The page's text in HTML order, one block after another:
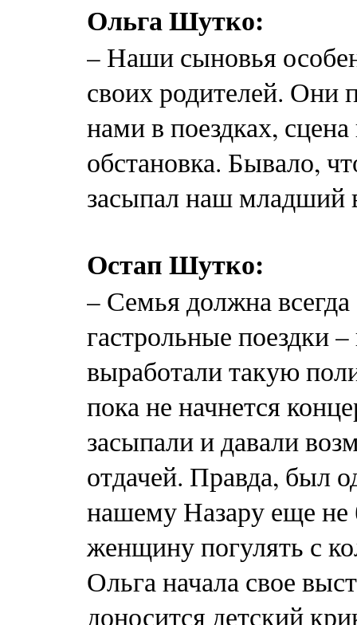
Ольга Шутко:
– Наши сыновья
своих родителей. Они
нами в поездках,
обстановка. Бывало,
засыпал наш младший
Остап Шутко:
– Семья должна
гастрольные поездки
выработали такую
пока не начнется
засыпали и давали
отдачей. Правда, был
нашему Назару еще
женщину погулять с
Ольга начала свое
доносится детский